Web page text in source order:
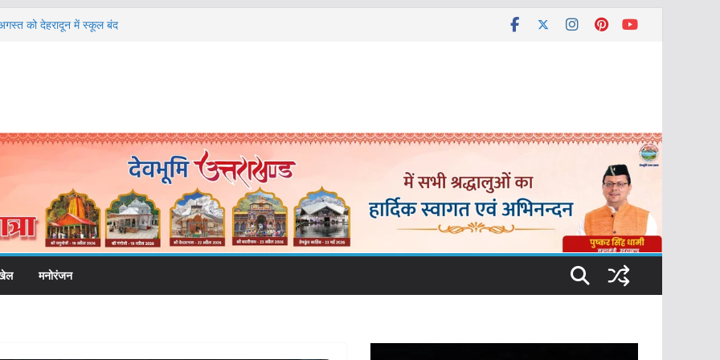
अगस्त को देहरादून में स्कूल बंद
चल रहे अभियुक्त को दून पुलिस ने हरिद्वार से किया
मनोरंजन